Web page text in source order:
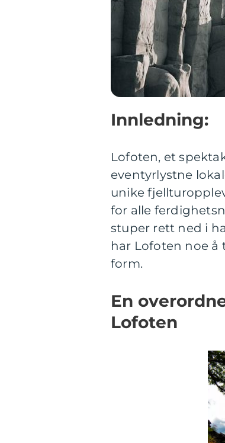
Innledning:
Lofoten, et
eventyrlystne
unike
for alle
stuper rett ned i
har Lofoten noe å
form.
En
Lofoten